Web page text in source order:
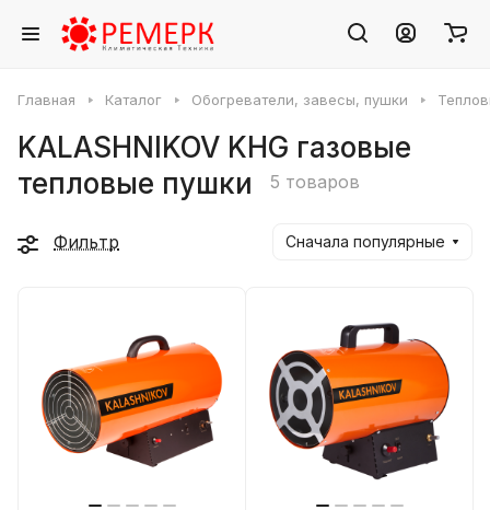
Главная Каталог Обогреватели, завесы, пушки
KALASHNIKOV KHG газовые
тепловые пушки
5 товаров
Фильтр Сначала популярные